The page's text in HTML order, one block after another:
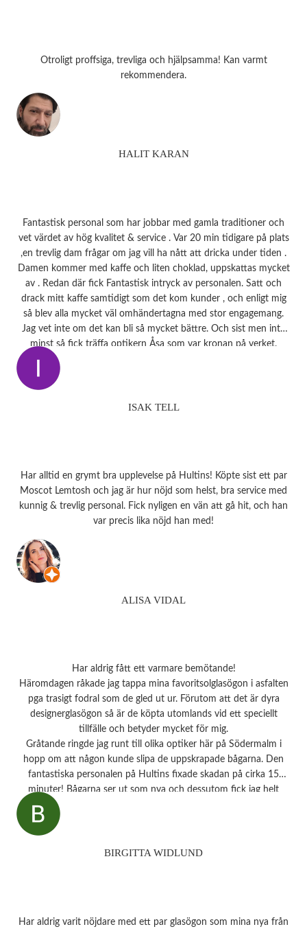
Otroligt proffsiga, trevliga och hjälpsamma! Kan varmt
rekommendera.
HALIT KARAN
Fantastisk personal som har jobbar med gamla traditioner och
vet värdet av hög kvalitet & service . Var 20 min tidigare på plats
,en trevlig dam frågar om jag vill ha nått att dricka under tiden .
Damen kommer med kaffe och liten choklad, uppskattas mycket
av . Redan där fick Fantastisk intryck av personalen. Satt och
drack mitt kaffe samtidigt som det kom kunder , och enligt mig
så blev alla mycket väl omhändertagna med stor engagemang.
Jag vet inte om det kan bli så mycket bättre. Och sist men inte
minst så fick träffa optikern Åsa som var kronan på verket.
ISAK TELL
Har alltid en grymt bra upplevelse på Hultins! Köpte sist ett par
Moscot Lemtosh och jag är hur nöjd som helst, bra service med
kunnig & trevlig personal. Fick nyligen en vän att gå hit, och han
var precis lika nöjd han med!
ALISA VIDAL
Har aldrig fått ett varmare bemötande!
Häromdagen råkade jag tappa mina favoritsolglasögon i asfalten
pga trasigt fodral som de gled ut ur. Förutom att det är dyra
designerglasögon så är de köpta utomlands vid ett speciellt
tillfälle och betyder mycket för mig.
Gråtande ringde jag runt till olika optiker här på Södermalm i
hopp om att någon kunde slipa de uppskrapade bågarna. Den
fantastiska personalen på Hultins fixade skadan på cirka 15
minuter! Bågarna ser ut som nya och dessutom fick jag helt
oväntat en underbar gåva – ett sprillans nytt fodral från samma
märke som mina solglasögon! Vilken fantastisk service! Kommer
Snart behöver jag boka tid för en synundersökning och jag vet
BIRGITTA WIDLUND
Har aldrig varit nöjdare med ett par glasögon som mina nya från